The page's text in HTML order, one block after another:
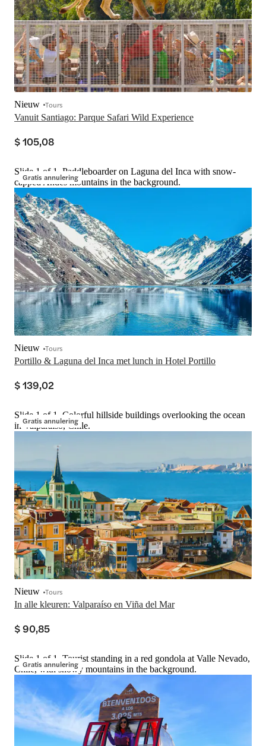
Vanuit Santiago: Parque Safari Wild Experience
Nieuw Tours
$ 105,08
Gratis annulering
Slide 1 of 1, Paddleboarder on Laguna del Inca with snow-
capped Andes mountains in the background.
Portillo & Laguna del Inca met lunch in Hotel Portillo
Nieuw Tours
$ 139,02
Gratis annulering
Slide 1 of 1, Colorful hillside buildings overlooking the ocean
in Valparaíso, Chile.
In alle kleuren: Valparaíso en Viña del Mar
Nieuw Tours
$ 90,85
Gratis annulering
Slide 1 of 1, Tourist standing in a red gondola at Valle Nevado,
Chile, with snowy mountains in the background.